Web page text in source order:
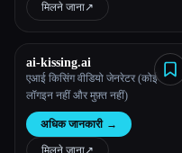
मिलने जाना↗︎
ai-kissing.ai
एआई किसिंग वीडियो जेनरेटर (कोई
लॉगइन नहीं और मुफ़्त नहीं)
अधिक जानकारी →
मिलने जाना↗︎